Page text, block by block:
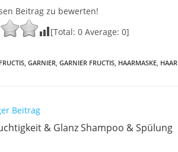
Beitrag zu bewerten!
[Total: 0 Average: 0]
FRUCTIS GARNIER GARNIER FRUCTIS HAARMASKE
Beitrag
& Glanz Shampoo & Spülung